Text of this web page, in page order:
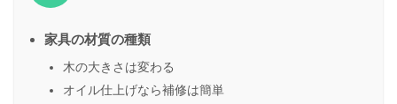
家具の材質の種類
木の大きさは変わる
オイル仕上げなら補修は簡単